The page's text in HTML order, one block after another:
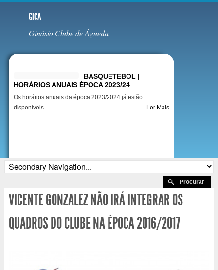
GICA
Ginásio Clube de Águeda
BASQUETEBOL |
HORÁRIOS ANUAIS ÉPOCA 2023/24
Os horários anuais da época 2023/2024 já estão
disponíveis.
Ler Mais
VICENTE GONZALEZ NÃO IRÁ INTEGRAR OS
QUADROS DO CLUBE NA ÉPOCA 2016/2017